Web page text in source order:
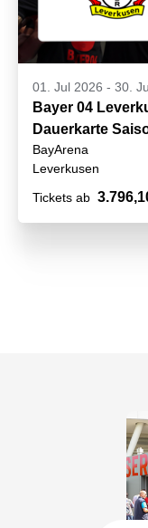
01. Jul 2026 - 30.
Bayer 04
Dauerkarte
BayArena
Leverkusen
Tickets ab